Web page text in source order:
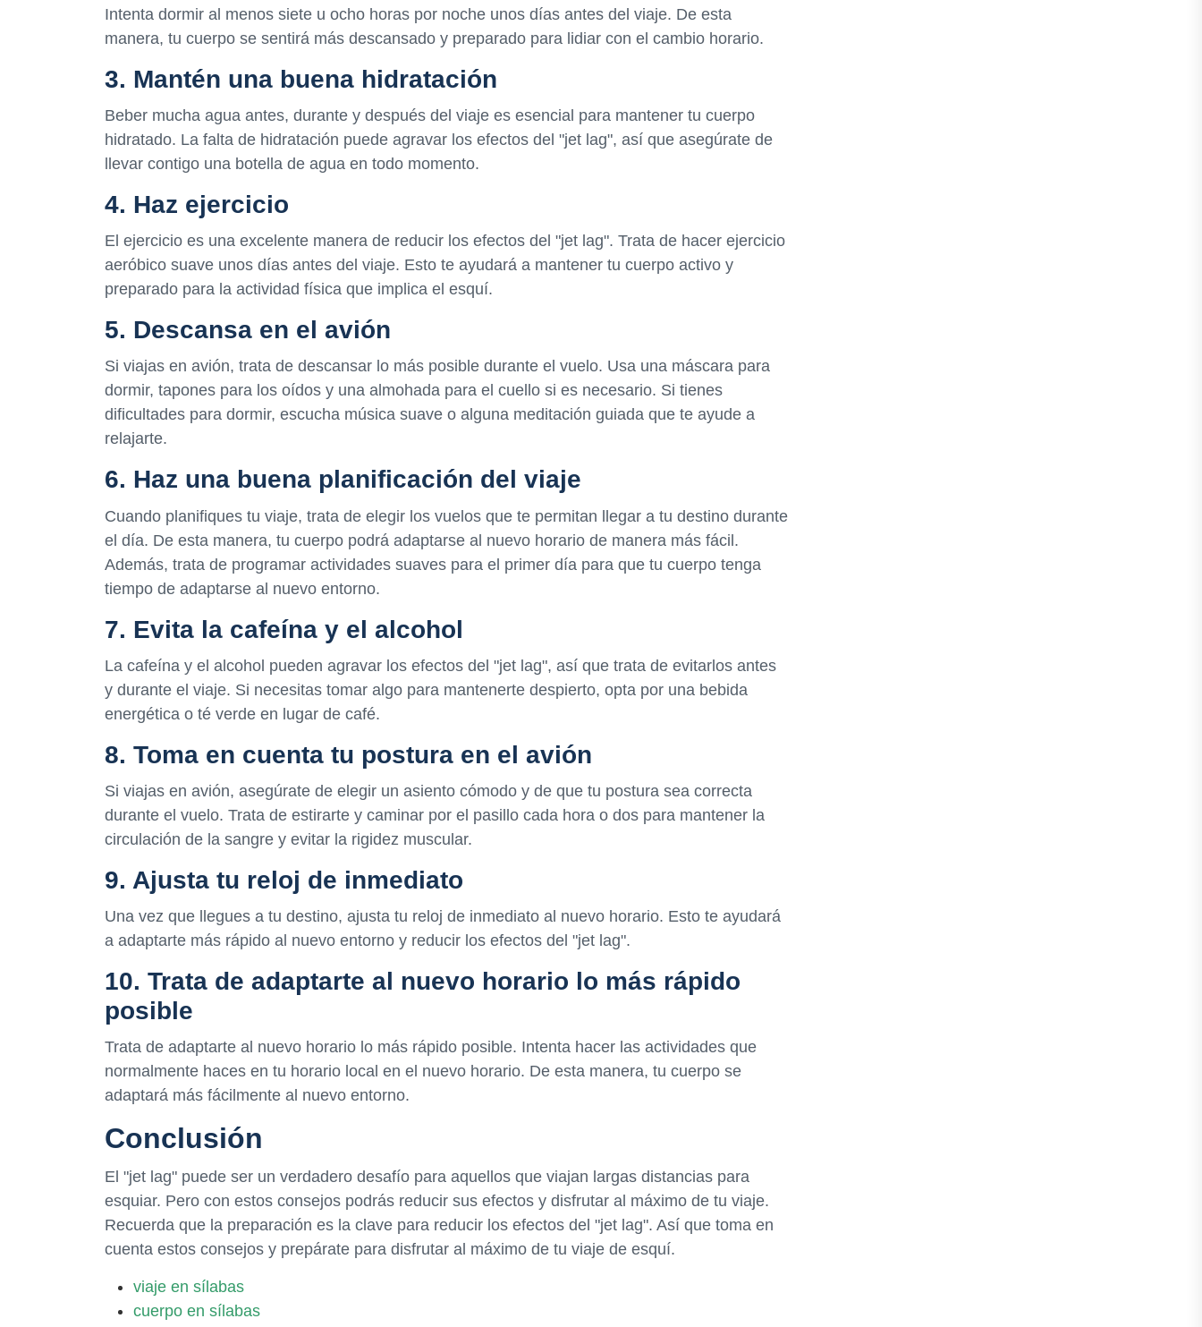
Intenta dormir al menos siete u ocho horas por noche unos días antes del viaje. De esta
manera, tu cuerpo se sentirá más descansado y preparado para lidiar con el cambio horario.
3. Mantén una buena hidratación
Beber mucha agua antes, durante y después del viaje es esencial para mantener tu cuerpo
hidratado. La falta de hidratación puede agravar los efectos del "jet lag", así que asegúrate de
llevar contigo una botella de agua en todo momento.
4. Haz ejercicio
El ejercicio es una excelente manera de reducir los efectos del "jet lag". Trata de hacer ejercicio
aeróbico suave unos días antes del viaje. Esto te ayudará a mantener tu cuerpo activo y
preparado para la actividad física que implica el esquí.
5. Descansa en el avión
Si viajas en avión, trata de descansar lo más posible durante el vuelo. Usa una máscara para
dormir, tapones para los oídos y una almohada para el cuello si es necesario. Si tienes
dificultades para dormir, escucha música suave o alguna meditación guiada que te ayude a
relajarte.
6. Haz una buena planificación del viaje
Cuando planifiques tu viaje, trata de elegir los vuelos que te permitan llegar a tu destino durante
el día. De esta manera, tu cuerpo podrá adaptarse al nuevo horario de manera más fácil.
Además, trata de programar actividades suaves para el primer día para que tu cuerpo tenga
tiempo de adaptarse al nuevo entorno.
7. Evita la cafeína y el alcohol
La cafeína y el alcohol pueden agravar los efectos del "jet lag", así que trata de evitarlos antes
y durante el viaje. Si necesitas tomar algo para mantenerte despierto, opta por una bebida
energética o té verde en lugar de café.
8. Toma en cuenta tu postura en el avión
Si viajas en avión, asegúrate de elegir un asiento cómodo y de que tu postura sea correcta
durante el vuelo. Trata de estirarte y caminar por el pasillo cada hora o dos para mantener la
circulación de la sangre y evitar la rigidez muscular.
9. Ajusta tu reloj de inmediato
Una vez que llegues a tu destino, ajusta tu reloj de inmediato al nuevo horario. Esto te ayudará
a adaptarte más rápido al nuevo entorno y reducir los efectos del "jet lag".
10. Trata de adaptarte al nuevo horario lo más rápido
posible
Trata de adaptarte al nuevo horario lo más rápido posible. Intenta hacer las actividades que
normalmente haces en tu horario local en el nuevo horario. De esta manera, tu cuerpo se
adaptará más fácilmente al nuevo entorno.
Conclusión
El "jet lag" puede ser un verdadero desafío para aquellos que viajan largas distancias para
esquiar. Pero con estos consejos podrás reducir sus efectos y disfrutar al máximo de tu viaje.
Recuerda que la preparación es la clave para reducir los efectos del "jet lag". Así que toma en
cuenta estos consejos y prepárate para disfrutar al máximo de tu viaje de esquí.
viaje en sílabas
cuerpo en sílabas